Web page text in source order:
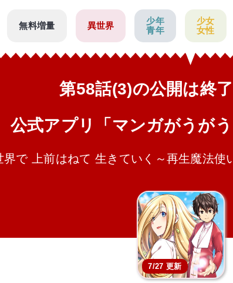
無料増量 異世界
少年
青年
少女
女性
第58話(3)の公開は終
公式アプリ「マンガがうが
界で 上前はねて 生きていく～再生魔法使
7/27 更新